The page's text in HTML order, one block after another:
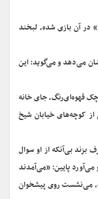
در آن بازی شده، لبخند
می‌دهد و می‌گوید: این
قهوه‌ای‌رنگ، جای خانه
کوچه‌های خیابان شیخ
بی‌آنکه از او سوال
پایین: «می‌آمدند
می‌نشست روی پیشخوان